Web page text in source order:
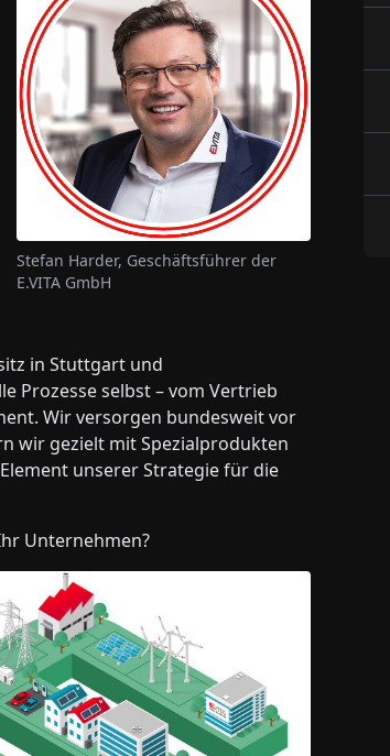
Stefan Harder, Geschäftsführer der
E.VITA GmbH
in Stuttgart und
Prozesse selbst – vom Vertrieb
Wir versorgen bundesweit vor
wir gezielt mit Spezialprodukten
unserer Strategie für die
Unternehmen?